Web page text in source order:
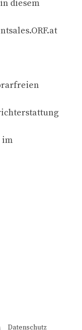
diesem
im
Datenschutz